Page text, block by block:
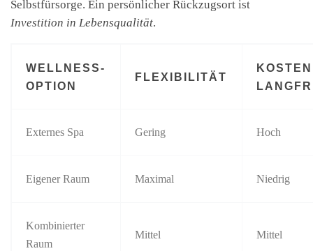
Selbstfürsorge. Ein persönlicher Rückzugsort ist
Investition in Lebensqualität.
WELLNESS-
OPTION
FLEXIBILITÄT
KOSTEN
Externes Spa Gering Hoch
Eigener Raum Maximal Niedrig
Kombinierter
Raum
Mittel Mittel